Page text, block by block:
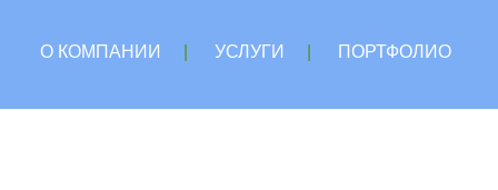
О КОМПАНИИ УСЛУГИ
ПОРТФОЛИО